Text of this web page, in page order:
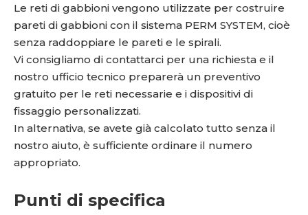
Le reti di gabbioni vengono utilizzate per costruire
pareti di gabbioni con il sistema PERM SYSTEM, cioè
senza raddoppiare le pareti e le spirali.
Vi consigliamo di contattarci per una richiesta e il
nostro ufficio tecnico preparerà un preventivo
gratuito per le reti necessarie e i dispositivi di
fissaggio personalizzati.
In alternativa, se avete già calcolato tutto senza il
nostro aiuto, è sufficiente ordinare il numero
appropriato.
Punti di specifica